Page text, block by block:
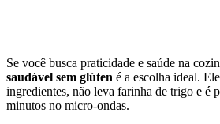
Se você busca praticidade e saúde na
saudável sem glúten é a escolha ideal.
ingredientes, não leva farinha de trigo e é
minutos no micro-ondas.